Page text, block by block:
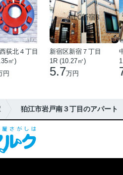
荻北４丁目
㎡)
円
新宿区新宿７丁目
1R (10.27㎡)
5.7万円
狛江市岩戸南３丁目のアパート